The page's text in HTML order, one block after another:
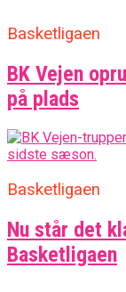
Basketligaen
BK Vejen
på plads
Basketligaen
Nu står det
Basketligaen